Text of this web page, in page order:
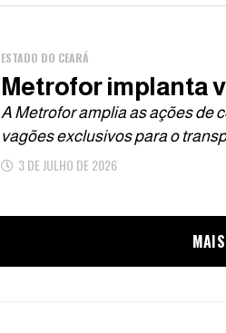
ESTADO DO CEARÁ
Metrofor implanta
A Metrofor amplia as ações de
vagões exclusivos para o
3 DE JULHO DE 2026